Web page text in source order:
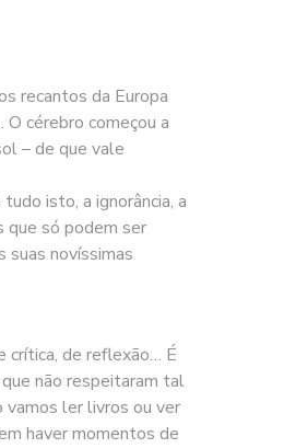
recantos da Europa
O cérebro começou a
– de que vale
isto, a ignorância, a
que só podem ser
suas novíssimas
crítica, de reflexão… É
não respeitaram tal
vamos ler livros ou ver
haver momentos de